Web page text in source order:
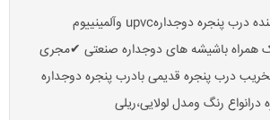
اِستاروین تولیدکننده درب پنجره دوجدارهupvc وآلمینییوم
همراه باشیشه های دوجداره صنعتی ✔مجری
درب پنجره قدیمی بادرب پنجره دوجداره
رنگ ومدل لولایی،ریلی